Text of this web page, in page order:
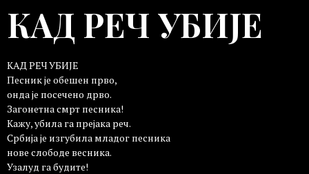
КАД РЕЧ УБИЈЕ
КАД РЕЧ УБИЈЕ
Песник је обешен прво,
онда је посечено дрво.
Загонетна смрт песника!
Кажу, убила га прејака реч.
Србија је изгубила младог песника
нове слободе весника.
Узалуд га будите!